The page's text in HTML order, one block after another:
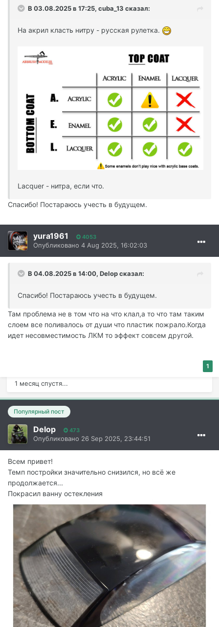
В 03.08.2025 в 17:25, cuba_13 сказал:
На акрил класть нитру - русская рулетка.
Lacquer - нитра, если что.
Спасибо! Постараюсь учесть в будущем.
yura1961 4053
Опубликовано 4 Aug 2025, 16:02:03
В 04.08.2025 в 14:00, Delopсказал:
Спасибо! Постараюсь учесть в будущем.
Там проблема не в том что на что клал,а то что там таким
слоем все поливалось от души что пластик пожрало.Когда
идет несовместимость ЛКМ то эффект совсем другой.
1
1 месяц спустя...
Популярный пост
Delop 473
Опубликовано 26 Sep 2025, 23:44:51
Всем привет!
Темп постройки значительно снизился, но всё же
продолжается...
Покрасил ванну остекления